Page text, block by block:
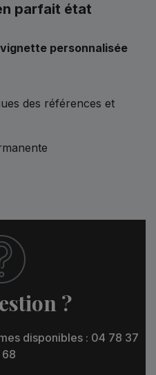
parfait état
vignette personnalisée
des références et
?
disponibles : 04 78 37